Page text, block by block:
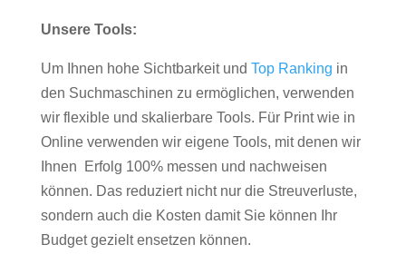
Unsere Tools:
Um Ihnen hohe Sichtbarkeit und Top Ranking in
den Suchmaschinen zu ermöglichen, verwenden
wir flexible und skalierbare Tools. Für Print wie in
Online verwenden wir eigene Tools, mit denen wir
Ihnen Erfolg 100% messen und nachweisen
können. Das reduziert nicht nur die Streuverluste,
sondern auch die Kosten damit Sie können Ihr
Budget gezielt ensetzen können.